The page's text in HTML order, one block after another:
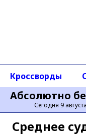
Абсолютно
Сегодня 9
Кроссворды
Среднее